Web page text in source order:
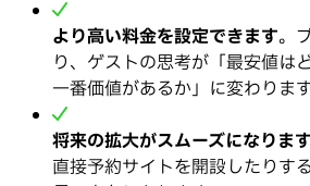
より高い料金を設定できます。
り、ゲストの思考が「最安値は
一番価値があるか」に変わります
将来の拡大がスムーズになります
直接予約サイトを開設したりす